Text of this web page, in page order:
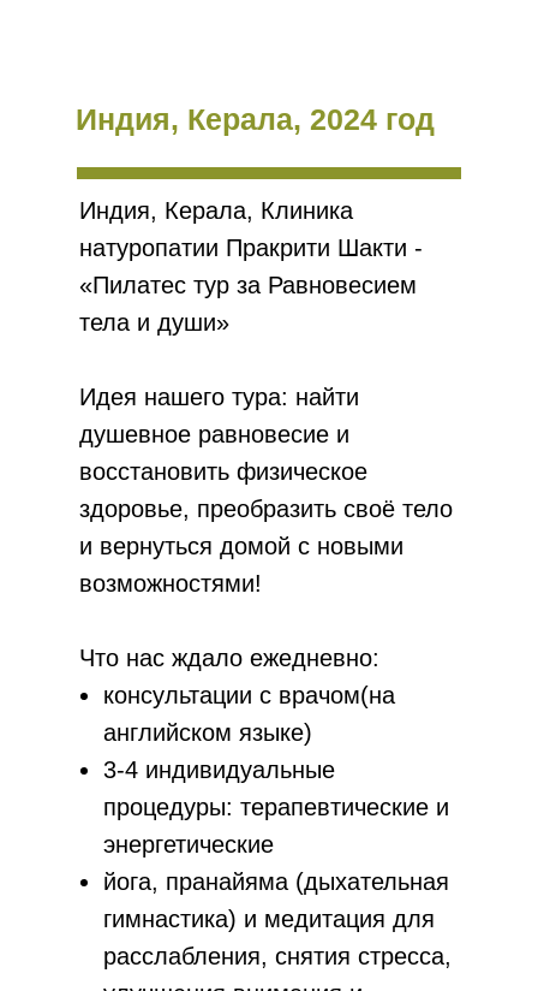
Индия, Керала, 2024 год
Индия, Керала, Клиника
натуропатии Пракрити Шакти -
«Пилатес тур за Равновесием
тела и души»
Идея нашего тура: найти
душевное равновесие и
восстановить физическое
здоровье, преобразить своё тело
и вернуться домой с новыми
возможностями!
Что нас ждало ежедневно:
консультации с врачом(на
английском языке)
3-4 индивидуальные
процедуры: терапевтические и
энергетические
йога, пранайяма (дыхательная
гимнастика) и медитация для
расслабления, снятия стресса,